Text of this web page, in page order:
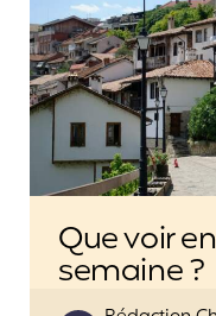
Que voir
semaine ?